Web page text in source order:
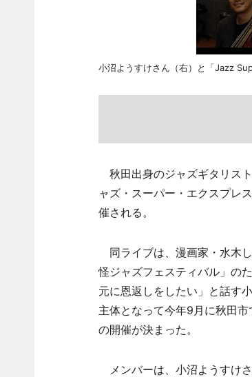
小沼ようすけさん（右）と「Jazz
秋田出身のジャズギタリス
ャズ・スーパー・エクスプレ
催される。
同ライブは、漫画家・水木
怪ジャズフェスティバル」の
元に恩返しをしたい」と話す
主体となって今年9月に秋田
の開催が決まった。
メンバーは、小沼ようすけ